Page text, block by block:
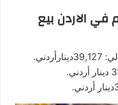
الاردن بيع